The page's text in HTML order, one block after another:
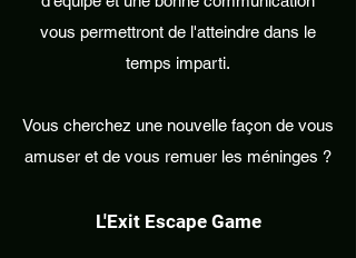
vous permettront de l'atteindre dans le
temps imparti.
Vous cherchez une nouvelle façon de vous
amuser et de vous remuer les méninges ?
L'Exit Escape Game